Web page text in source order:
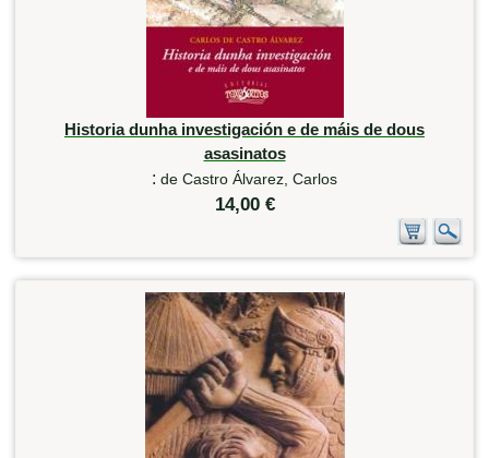
Historia dunha investigación e de máis de dous
asasinatos
: de Castro Álvarez, Carlos
14,00 €